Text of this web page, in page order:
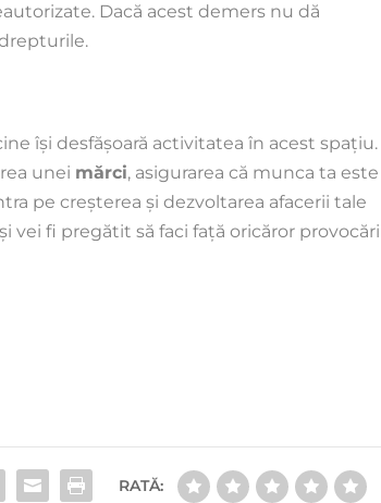
Dacă acest demers nu dă
își desfășoară activitatea în acest spațiu.
unei mărci, asigurarea că munca ta este
pe creșterea și dezvoltarea afacerii tale
și vei fi pregătit să faci față oricăror provocări
RATĂ: